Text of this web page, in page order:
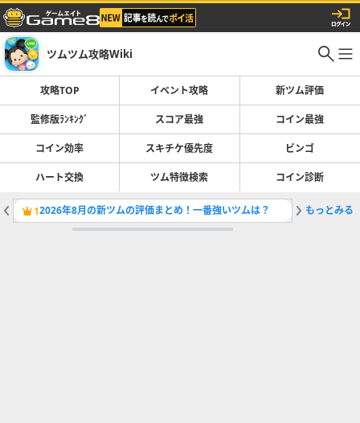
ツムツム攻略Wiki
攻略TOP イベント攻略 新ツム評価
監修版ﾗﾝｷﾝｸﾞ スコア最強 コイン最強
コイン効率 スキチケ優先度 ビンゴ
ハート交換 ツム特徴検索 コイン診断
12026年8月の新ツムの評価まとめ！一番強いツムは？ 2スコア
もっとみる